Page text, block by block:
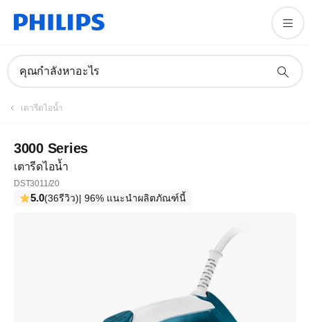
คุณกำลังหาอะไร
เตารีดไอน้ำ
3000 Series
เตารีดไอน้ำ
DST3011/20
5.0(36รีวิว)| 96% แนะนำผลิตภัณฑ์นี้